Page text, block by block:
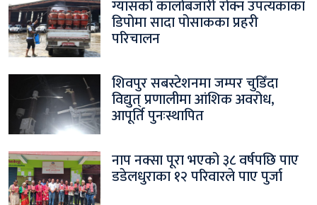
ग्यासको कालोबजारी रोक्न उपत्यकाका
डिपोमा सादा पोसाकका प्रहरी
परिचालन
शिवपुर सबस्टेशनमा जम्पर चुडिँदा
विद्युत् प्रणालीमा आंशिक अवरोध,
आपूर्ति पुनःस्थापित
नाप नक्सा पूरा भएको ३८ वर्षपछि पाए
डडेलधुराका १२ परिवारले पाए पुर्जा